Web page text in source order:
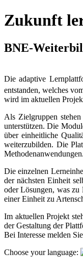
Zukunft
BNE-
Die adaptive
entstanden, welches
wird im aktuellen
Als Zielgruppen
unterstützen. Die
über einheitliche
weiterzubilden. Die
Methodenanwendungen.
Die einzelnen
der nächsten Einheit
oder Lösungen, was
einer Einheit zu
Im aktuellen Projekt
der Gestaltung der
Bei Interesse melden
Choose your language: